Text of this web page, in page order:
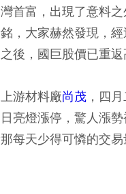
首富，出現了意料之
，大家赫然發現，
後，國巨股價已重返
游材料廠尚茂 ，四
亮燈漲停，驚人漲
每天少得可憐的交